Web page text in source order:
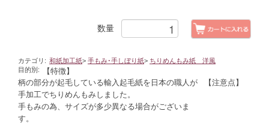
数量
カテゴリ: 和紙加工紙> 手もみ･手しぼり紙> ちりめんもみ紙 洋風
目的別:
【特徴】
柄の部分が起毛している輸入起毛紙を日本の職人が
手加工でちりめんもみしました。
【注意点】
手もみの為、サイズが多少異なる場合がございま
す。